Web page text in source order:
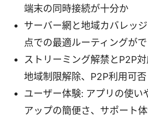
端末の同時接続が十分か
サーバー網と地域カバレッジ
点での最適ルーティングが
ストリーミング解禁とP2P
地域制限解除、P2P利用可否
ユーザー体験: アプリの使い
アップの簡便さ、サポート体